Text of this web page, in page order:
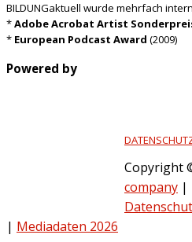
BILDUNGaktuell wurde mehrfach
*Adobe Acrobat Artist
* European Podcast Award (2009)
Powered by
Copyright
company |
| Mediadaten 2026